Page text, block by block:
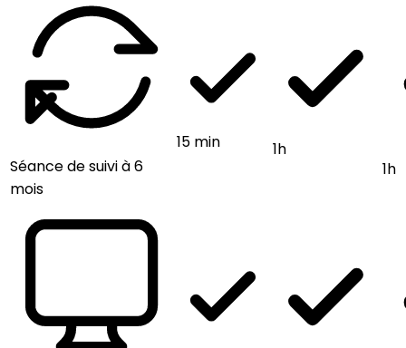
Séance de suivi à 6
mois
15 min
1h
1h